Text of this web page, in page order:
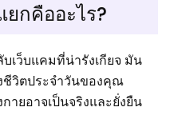
ยกคืออะไร?
เว็บแคมที่น่ารังเกียจ มัน
ชีวิตประจำวันของคุณ
ายอาจเป็นจริงและยั่งยืน